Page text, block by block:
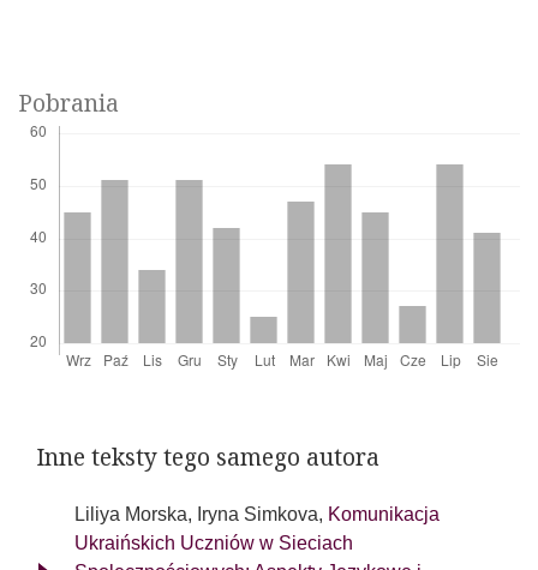
Pobrania
Inne teksty tego samego autora
Liliya Morska, Iryna Simkova, Komunikacja
Ukraińskich Uczniów w Sieciach